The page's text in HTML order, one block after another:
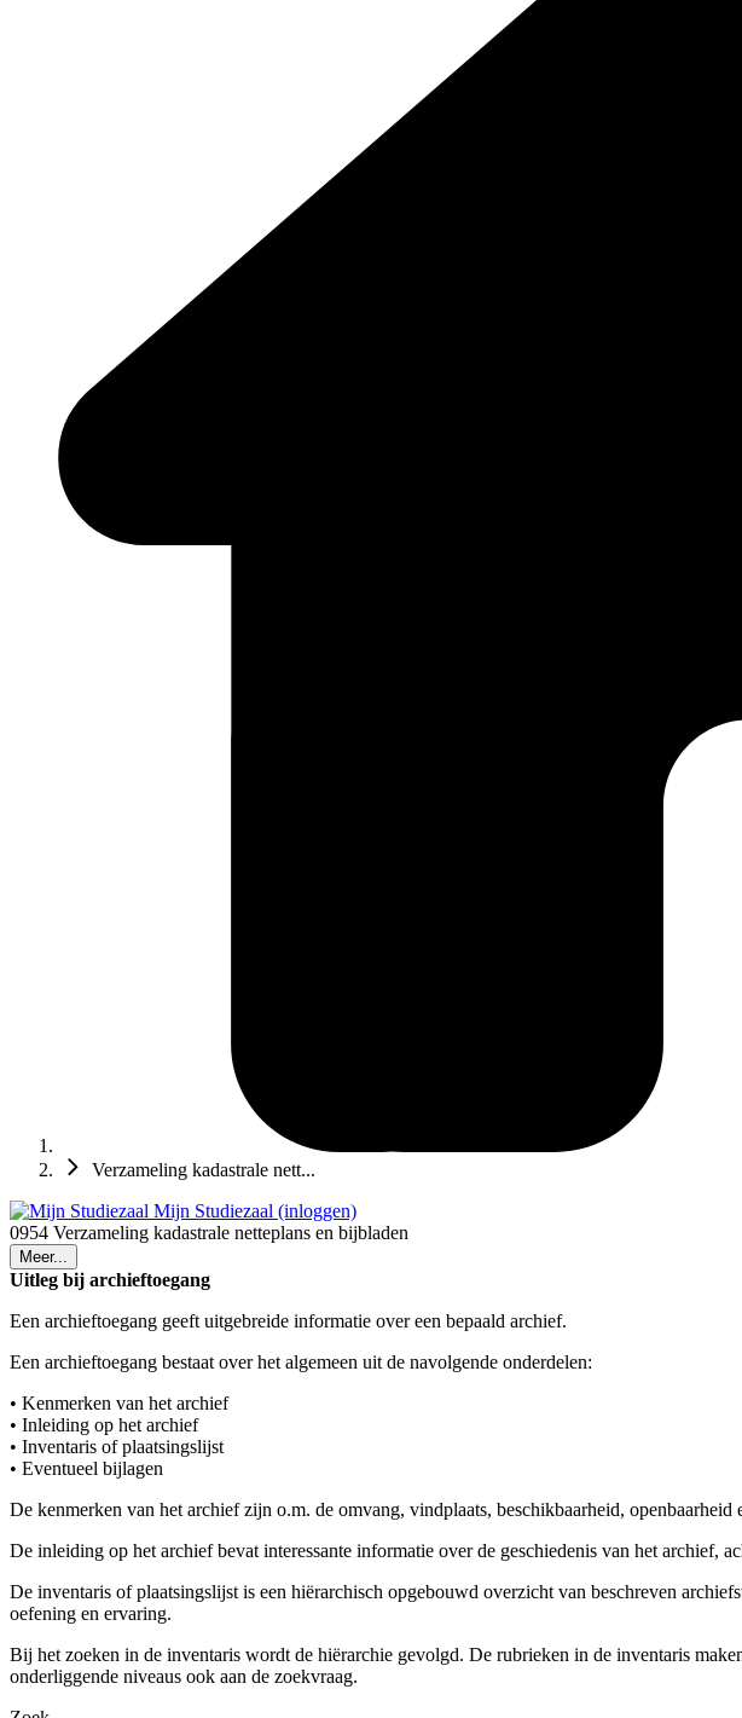
Verzameling kadastrale nett...
Mijn Studiezaal (inloggen)
0954 Verzameling kadastrale netteplans en bijbladen
Meer...
Uitleg bij archieftoegang
Een archieftoegang geeft uitgebreide informatie over een bepaald archief.
Een archieftoegang bestaat over het algemeen uit de navolgende onderdelen:
• Kenmerken van het archief
• Inleiding op het archief
• Inventaris of plaatsingslijst
• Eventueel bijlagen
De kenmerken van het archief zijn o.m. de omvang, vindplaats, beschikbaarheid, openbaarheid
De inleiding op het archief bevat interessante informatie over de geschiedenis van het archief,
De inventaris of plaatsingslijst is een hiërarchisch opgebouwd overzicht van beschreven
oefening en ervaring.
Bij het zoeken in de inventaris wordt de hiërarchie gevolgd. De rubrieken in de inventaris
onderliggende niveaus ook aan de zoekvraag.